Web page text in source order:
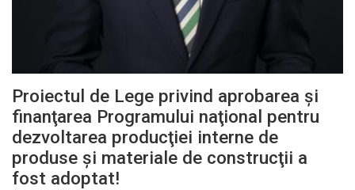
Proiectul de Lege privind aprobarea şi
finanţarea Programului naţional pentru
dezvoltarea producţiei interne de
produse şi materiale de construcţii a
fost adoptat!